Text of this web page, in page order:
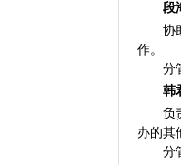
段
协
作。
分
韩
负
办的其
分